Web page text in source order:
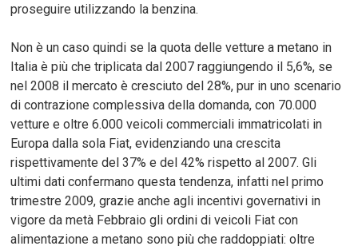
proseguire utilizzando la benzina.
Non è un caso quindi se la quota delle vetture a metano in
Italia è più che triplicata dal 2007 raggiungendo il 5,6%, se
nel 2008 il mercato è cresciuto del 28%, pur in uno scenario
di contrazione complessiva della domanda, con 70.000
vetture e oltre 6.000 veicoli commerciali immatricolati in
Europa dalla sola Fiat, evidenziando una crescita
rispettivamente del 37% e del 42% rispetto al 2007. Gli
ultimi dati confermano questa tendenza, infatti nel primo
trimestre 2009, grazie anche agli incentivi governativi in
vigore da metà Febbraio gli ordini di veicoli Fiat con
alimentazione a metano sono più che raddoppiati: oltre